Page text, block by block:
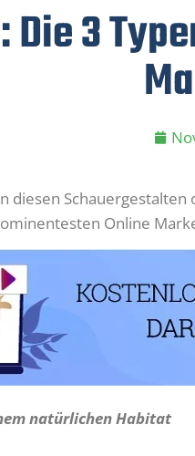
Die 3
diesen
Online
natürlichen Habitat